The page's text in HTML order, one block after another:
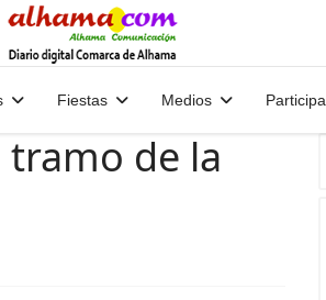
Fiestas Medios Participa
tramo de la